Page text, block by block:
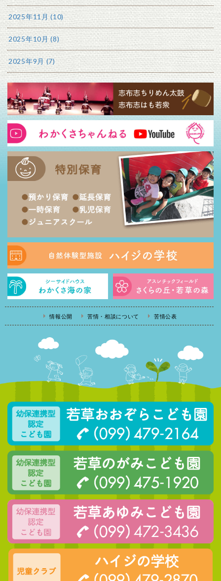
2025年11月 (10)
2025年10月 (8)
2025年9月 (7)
情報公開 苦情・相談について 苦情公表